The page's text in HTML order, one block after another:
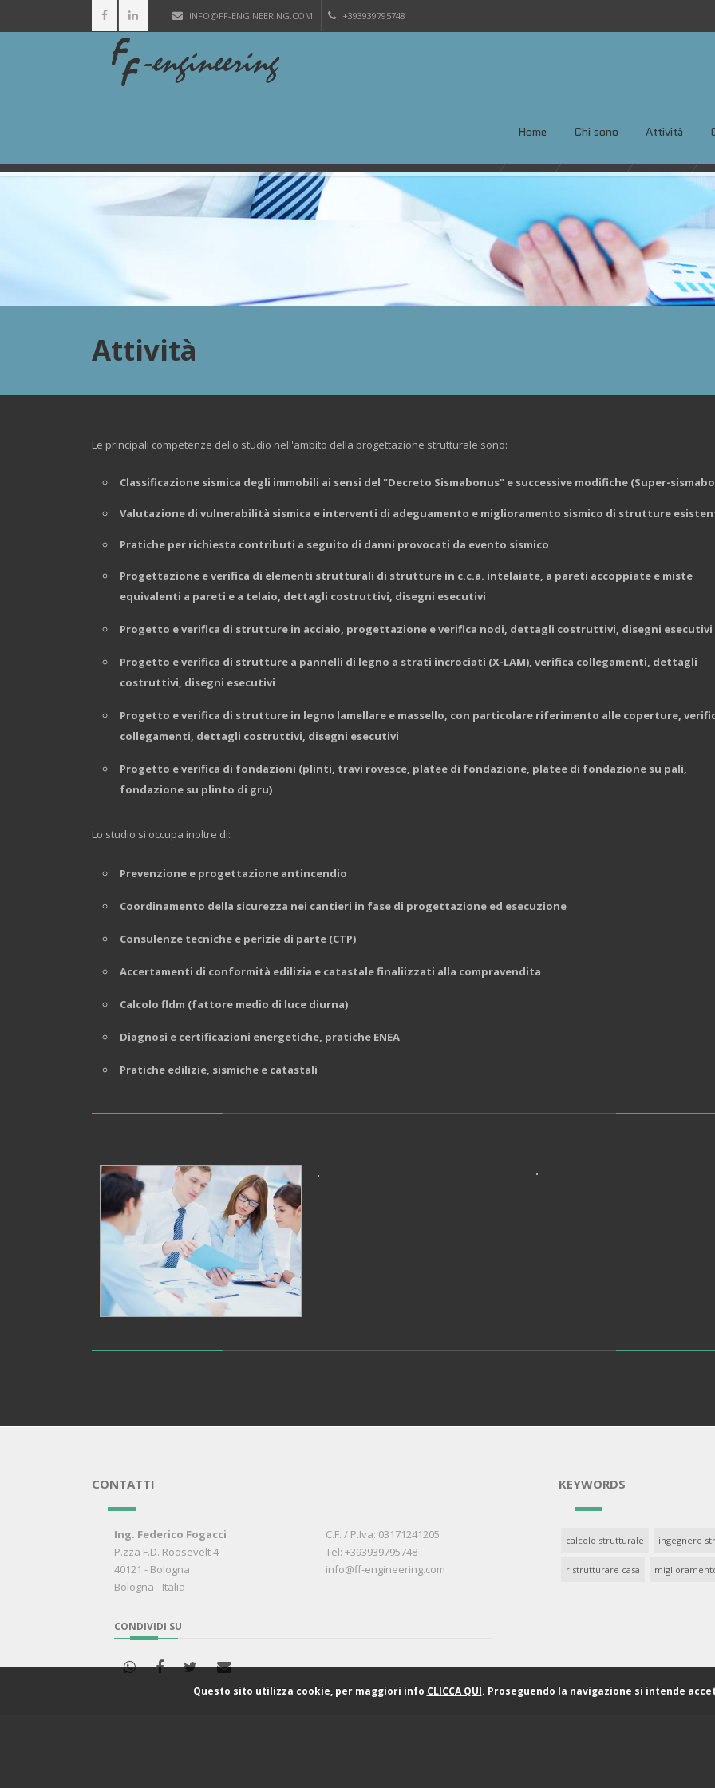
Questo sito utilizza cookie, per maggiori info CLICCA QUI. Proseguendo la navigazione si intende
INFO@FF-ENGINEERING.COM +393939795748
Home Chi sono Attività
Attività
Le principali competenze dello studio nell'ambito della progettazione strutturale sono:
Classificazione sismica degli immobili ai sensi del "Decreto Sismabonus" e successive modifiche (Super-
Valutazione di vulnerabilità sismica e interventi di adeguamento e miglioramento sismico di strutture
Pratiche per richiesta contributi a seguito di danni provocati da evento sismico
Progettazione e verifica di elementi strutturali di strutture in c.c.a. intelaiate, a pareti accoppiate e miste
equivalenti a pareti e a telaio, dettagli costruttivi, disegni esecutivi
Progetto e verifica di strutture in acciaio, progettazione e verifica nodi, dettagli costruttivi, disegni esecutivi
Progetto e verifica di strutture a pannelli di legno a strati incrociati (X-LAM), verifica collegamenti, dettagli
costruttivi, disegni esecutivi
Progetto e verifica di strutture in legno lamellare e massello, con particolare riferimento alle coperture,
collegamenti, dettagli costruttivi, disegni esecutivi
Progetto e verifica di fondazioni (plinti, travi rovesce, platee di fondazione, platee di fondazione su pali,
fondazione su plinto di gru)
Lo studio si occupa inoltre di:
Prevenzione e progettazione antincendio
Coordinamento della sicurezza nei cantieri in fase di progettazione ed esecuzione
Consulenze tecniche e perizie di parte (CTP)
Accertamenti di conformità edilizia e catastale finaliizzati alla compravendita
Calcolo fldm (fattore medio di luce diurna)
Diagnosi e certificazioni energetiche, pratiche ENEA
Pratiche edilizie, sismiche e catastali
CONTATTI
Ing. Federico Fogacci
P.zza F.D. Roosevelt 4
40121 - Bologna
Bologna - Italia
C.F. / P.Iva: 03171241205
Tel: +393939795748
info@ff-engineering.com
CONDIVIDI SU
KEYWORDS
calcolo strutturale ingegnere
ristrutturare casa